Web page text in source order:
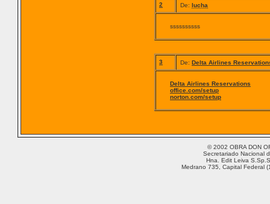
2 De: lucha
ssssssssss
3 De: Delta Airlines
Delta Airlines Reservations
office.com/setup
norton.com/setup
© 2002 OBRA DON
Secretariado Nacional
Hna. Edit Leiva
Medrano 735, Capital Federal